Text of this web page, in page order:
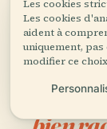
VOTRE
Casa
Les cookies
Les cookies
aident à
uniquement,
modifier ce